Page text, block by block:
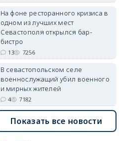
На фоне ресторанного кризиса в
одном из лучших мест
Севастополя открылся бар-
бистро
13 7256
В севастопольском селе
военнослужащий убил военного
и мирных жителей
4 7182
Показать все новости